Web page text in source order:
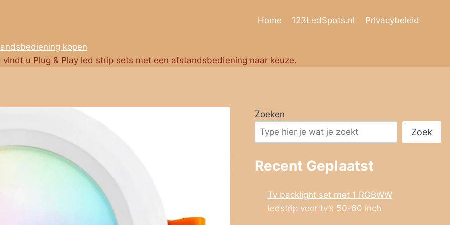
Home 123LedSpots.nl Privacybeleid
kopen
vindt u Plug & Play led strip sets met een afstandsbediening naar keuze.
Zoeken
Zoek
Recent Geplaatst
Tv backlight set met 1 RGBWW
ledstrip voor tv’s 50-60 inch